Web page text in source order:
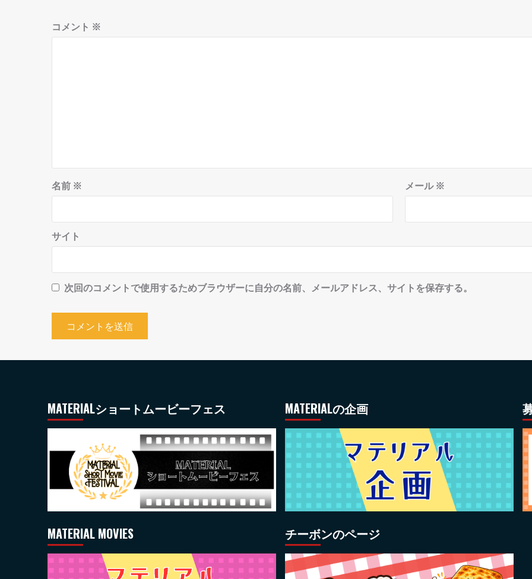
コメント ※
名前 ※ メール ※
サイト
次回のコメントで使用するためブラウザーに自分の名前、メールアドレス、サイトを保存する。
MATERIALショートムービーフェス
MATERIAL MOVIES
MATERIALの企画
チーボンのページ